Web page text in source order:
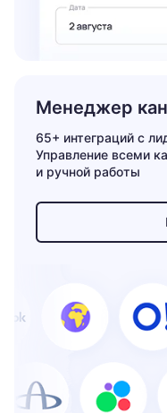
Менеджер
65+ интеграций с
Управление всеми
и ручной работы